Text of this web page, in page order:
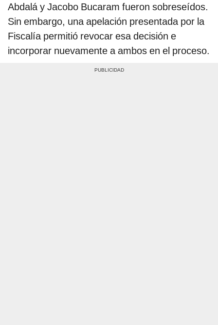
Abdalá y Jacobo Bucaram fueron sobreseídos.
Sin embargo, una apelación presentada por la
Fiscalía permitió revocar esa decisión e
incorporar nuevamente a ambos en el proceso.